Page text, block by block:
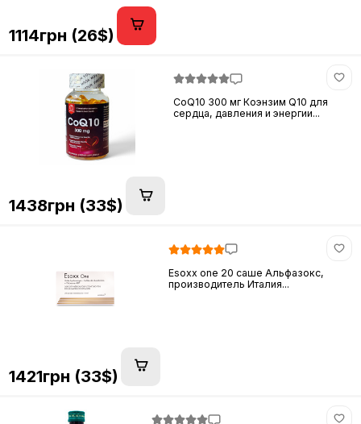
1114грн (26$)
CoQ10 300 мг Коэнзим Q10 для
сердца, давления и энергии...
1438грн (33$)
Esoxx one 20 саше Альфазокс,
производитель Италия...
1421грн (33$)